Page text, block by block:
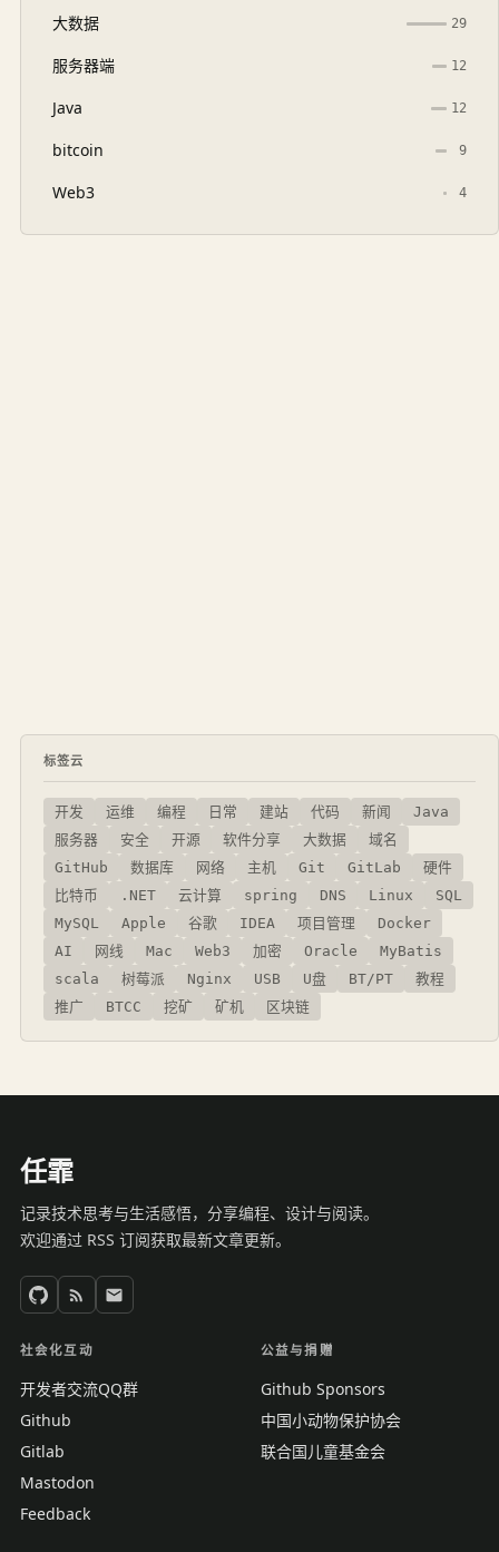
大数据 29
服务器端 12
Java 12
bitcoin 9
Web3 4
标签云
开发 运维 编程 日常 建站 代码 新闻
Java
服务器
安全 开源 软件分享 大数据
域名
GitHub
数据库 网络 主机 Git GitLab
硬件
比特币
.NET 云计算 spring DNS Linux
SQL
MySQL
Apple 谷歌 IDEA 项目管理
Docker
AI
网线 Mac Web3 加密 Oracle
MyBatis
scala
树莓派 Nginx USB U盘 BT/PT
教程
推广
BTCC 挖矿 矿机 区块链
任霏
记录技术思考与生活感悟，分享编程、设计与阅读。
欢迎通过 RSS 订阅获取最新文章更新。
社会化互动
开发者交流QQ群
Github
Gitlab
Mastodon
Feedback
公益与捐赠
Github Sponsors
中国小动物保护协会
联合国儿童基金会